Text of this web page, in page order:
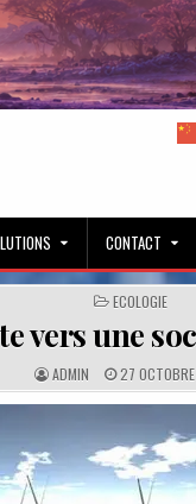
CONTACT
POSTED
IN
ECOLOGIE
vers une
A
U
T
:
ADMIN P
U
B
S
H
E
D
27